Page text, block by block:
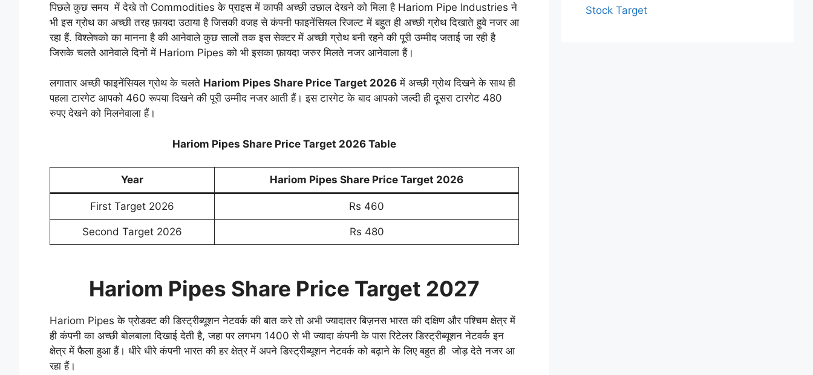
पिछले कुछ समय में देखे तो Commodities के प्राइस में काफी अच्छी उछाल देखने को मिला है Hariom Pipe Industries ने
भी इस ग्रोथ का अच्छी तरह फ़ायदा उठाया है जिसकी वजह से कंपनी फाइनेंसियल रिजल्ट में बहुत ही अच्छी ग्रोथ दिखाते हुवे नजर आ
रहा हैं. विश्लेषको का मानना है की आनेवाले कुछ सालों तक इस सेक्टर में अच्छी ग्रोथ बनी रहने की पूरी उम्मीद जताई जा रही है
जिसके चलते आनेवाले दिनों में Hariom Pipes को भी इसका फ़ायदा जरुर मिलते नजर आनेवाला हैं।
लगातार अच्छी फाइनेंसियल ग्रोथ के चलते Hariom Pipes Share Price Target 2026 में अच्छी ग्रोथ दिखने के साथ ही
पहला टारगेट आपको 460 रूपया दिखने की पूरी उम्मीद नजर आती हैं। इस टारगेट के बाद आपको जल्दी ही दूसरा टारगेट 480
रुपए देखने को मिलनेवाला हैं।
Hariom Pipes Share Price Target 2026 Table
Year Hariom Pipes Share Price Target 2026
First Target 2026 Rs 460
Second Target 2026 Rs 480
Hariom Pipes Share Price Target 2027
Hariom Pipes के प्रोडक्ट की डिस्ट्रीब्यूशन नेटवर्क की बात करे तो अभी ज्यादातर बिज़नस भारत की दक्षिण और पश्चिम क्षेत्र में
ही कंपनी का अच्छी बोलबाला दिखाई देती है, जहा पर लगभग 1400 से भी ज्यादा कंपनी के पास रिटेलर डिस्ट्रीब्यूशन नेटवर्क इन
क्षेत्र में फैला हुआ हैं। धीरे धीरे कंपनी भारत की हर क्षेत्र में अपने डिस्ट्रीब्यूशन नेटवर्क को बढ़ाने के लिए बहुत ही जोड़ देते नजर आ
रहा हैं।
Stock Target